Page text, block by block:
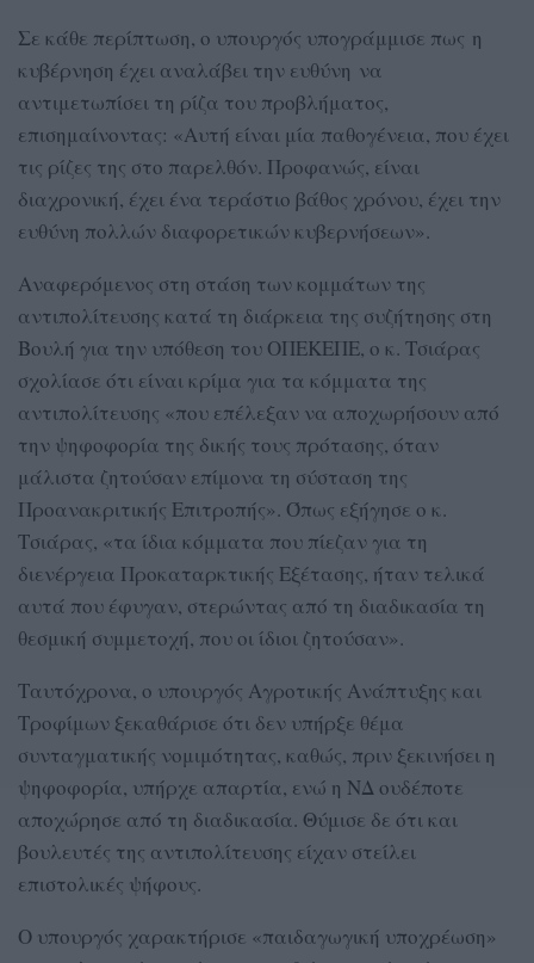
Σε κάθε περίπτωση, ο υπουργός υπογράμμισε πως η
κυβέρνηση έχει αναλάβει την ευθύνη να
αντιμετωπίσει τη ρίζα του προβλήματος,
επισημαίνοντας: «Αυτή είναι μία παθογένεια, που έχει
τις ρίζες της στο παρελθόν. Προφανώς, είναι
διαχρονική, έχει ένα τεράστιο βάθος χρόνου, έχει την
ευθύνη πολλών διαφορετικών κυβερνήσεων».
Αναφερόμενος στη στάση των κομμάτων της
αντιπολίτευσης κατά τη διάρκεια της συζήτησης στη
Βουλή για την υπόθεση του ΟΠΕΚΕΠΕ, ο κ. Τσιάρας
σχολίασε ότι είναι κρίμα για τα κόμματα της
αντιπολίτευσης «που επέλεξαν να αποχωρήσουν από
την ψηφοφορία της δικής τους πρότασης, όταν
μάλιστα ζητούσαν επίμονα τη σύσταση της
Προανακριτικής Επιτροπής». Όπως εξήγησε ο κ.
Τσιάρας, «τα ίδια κόμματα που πίεζαν για τη
διενέργεια Προκαταρκτικής Εξέτασης, ήταν τελικά
αυτά που έφυγαν, στερώντας από τη διαδικασία τη
θεσμική συμμετοχή, που οι ίδιοι ζητούσαν».
Ταυτόχρονα, ο υπουργός Αγροτικής Ανάπτυξης και
Τροφίμων ξεκαθάρισε ότι δεν υπήρξε θέμα
συνταγματικής νομιμότητας, καθώς, πριν ξεκινήσει η
ψηφοφορία, υπήρχε απαρτία, ενώ η ΝΔ ουδέποτε
αποχώρησε από τη διαδικασία. Θύμισε δε ότι και
βουλευτές της αντιπολίτευσης είχαν στείλει
επιστολικές ψήφους.
Ο υπουργός χαρακτήρισε «παιδαγωγική υποχρέωση»